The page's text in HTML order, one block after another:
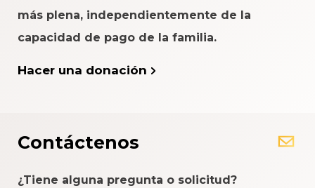
más plena, independientemente de la
capacidad de pago de la familia.
Hacer una donación
Contáctenos
¿Tiene alguna pregunta o solicitud?